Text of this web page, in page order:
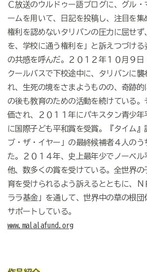
Ｃ放送のウルドゥー語ブログに、グル・
ームを用いて、日記を投稿し、注目を集
権利を認めないタリバンの圧力に屈せず
を、学校に通う権利を」と訴えつづける
の共感を呼んだ。２０１２年１０月９日
クールバスで下校途中に、タリバンに襲
れ、生死の境をさまようものの、奇跡的
の後も教育のための活動を続けている
価され、２０１１年にパキスタン青少年
に国際子ども平和賞を受賞。『タイム』
ブ・ザ・イヤー」の最終候補者４人のう
た。２０１４年、史上最年少でノーベル
他、数多くの賞を受けている。全世界の
育を受けられるよう訴えるとともに、Ｎ
ララ基金」を通して、世界中の草の根団
サポートしている。
www.malalafund.org